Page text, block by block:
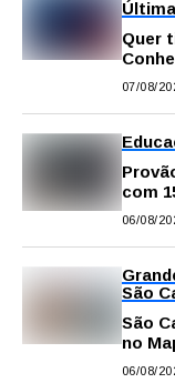
Quer
em
07/08/
com
06/08/
São
São
no
06/08/